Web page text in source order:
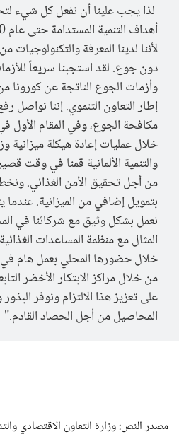
لذا يجب علينا أن نفعل كل شيء
لأننا لدينا المعرفة
دون جوع. لقد استجبنا سريعاً
وأزمات الجوع الناتجة عن
إطار التعاون التنموي. إننا نواصل
مكافحة الجوع، وفي المقام الأول
خلال عمليات إعادة هيكلة ميزانية
من أجل تحقيق الأمن الغذائي.
بتمويل إضافي من الميزانية. عندما
نعمل بشكل وثيق مع شركائنا في
المثال مع منظمة المساعدات
خلال حضورها المحلي بعمل هام في
من خلال مراكز الابتكار الأخضر
على تعزيز هذا الالتزام ونوفر
المحاصيل من أجل الحصاد القادم."
مصدر النص: وزارة التعاون الاقتصادي